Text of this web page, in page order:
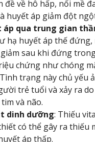
đề về hô hấp, nổi mề
huyết áp giảm đột
áp qua trung gian
hạ huyết áp thế
sau khi đứng
chứng như chóng
trạng này chủ yếu
trẻ tuổi và xảy ra
và não.
dinh dưỡng: Thiếu
có thể gây ra thiếu
áp thấp.